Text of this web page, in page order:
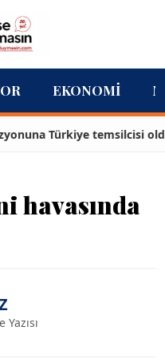
EKONOMI
Türkiye temsilcisi oldu
havasında
Yazısı